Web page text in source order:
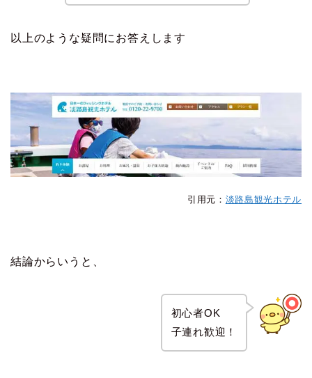
以上のような疑問にお答えします
引用元： 淡路島観光ホテル
結論からいうと、
初心者OK
子連れ歓迎！